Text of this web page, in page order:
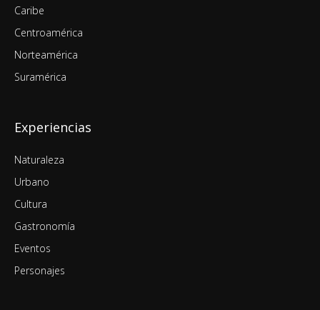
Caribe
Centroamérica
Norteamérica
Suramérica
Experiencias
Naturaleza
Urbano
Cultura
Gastronomía
Eventos
Personajes